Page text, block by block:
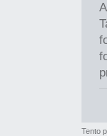
Tento